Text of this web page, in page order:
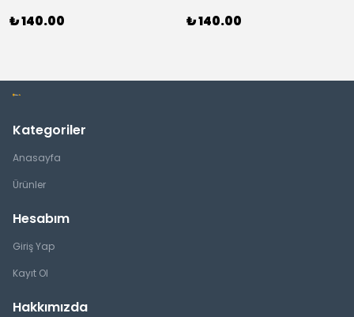
₺ 140.00 ₺ 140.00
Kategoriler
Anasayfa
Ürünler
Hesabım
Giriş Yap
Kayıt Ol
Hakkımızda